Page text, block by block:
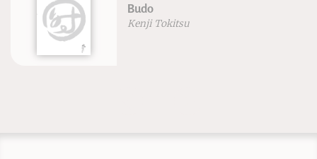
Budo
Kenji Tokitsu